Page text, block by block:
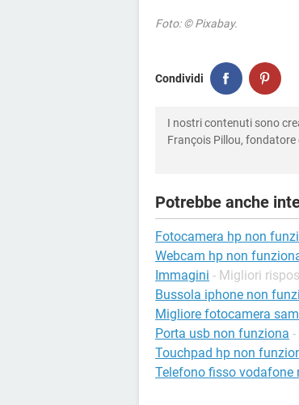
Foto: © Pixabay.
Condividi
I nostri contenuti sono
François Pillou, fondatore
Potrebbe anche
Fotocamera hp non
Webcam hp non
Immagini - Migliori
Bussola iphone non
Migliore fotocamera
Porta usb non funziona -
Touchpad hp non
Telefono fisso vodafone